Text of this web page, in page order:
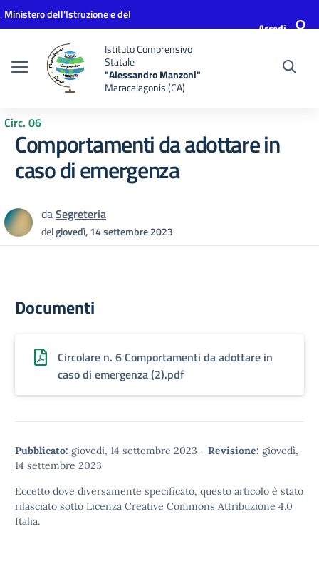
Vai ai contenuti
Vai al menu di navigazione
Vai al footer
Ministero dell'Istruzione e del
Accedi
Istituto Comprensivo
Statale
"Alessandro Manzoni"
Maracalagonis (CA)
Circ. 06
Comportamenti da adottare in
caso di emergenza
daSegreteria
delgiovedì, 14 settembre 2023
Documenti
Circolare n. 6 Comportamenti da adottare in
caso di emergenza (2).pdf
Pubblicato: giovedì, 14 settembre 2023 - Revisione: giovedì,
14 settembre 2023
Eccetto dove diversamente specificato, questo articolo è stato
rilasciato sotto Licenza Creative Commons Attribuzione 4.0
Italia.